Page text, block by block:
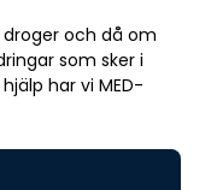
och då om
som sker i
har vi MED-